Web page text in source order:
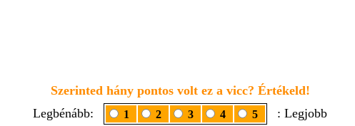
Szerinted hány pontos volt ez a vicc? Értékeld!
Legbénább:
1 2 3 4 5 : Legjobb